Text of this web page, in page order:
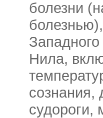
болезни
Нила,
сознания,
судороги,